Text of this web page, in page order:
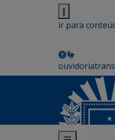
ir para
ouvidoria